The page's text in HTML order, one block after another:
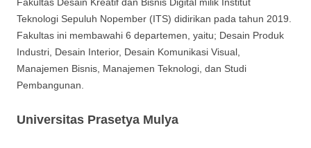
Teknologi Sepuluh Nopember (ITS) didirikan pada tahun 2019.
Fakultas ini membawahi 6 departemen, yaitu; Desain Produk
Industri, Desain Interior, Desain Komunikasi Visual,
Manajemen Bisnis, Manajemen Teknologi, dan Studi
Pembangunan.
Universitas Prasetya Mulya